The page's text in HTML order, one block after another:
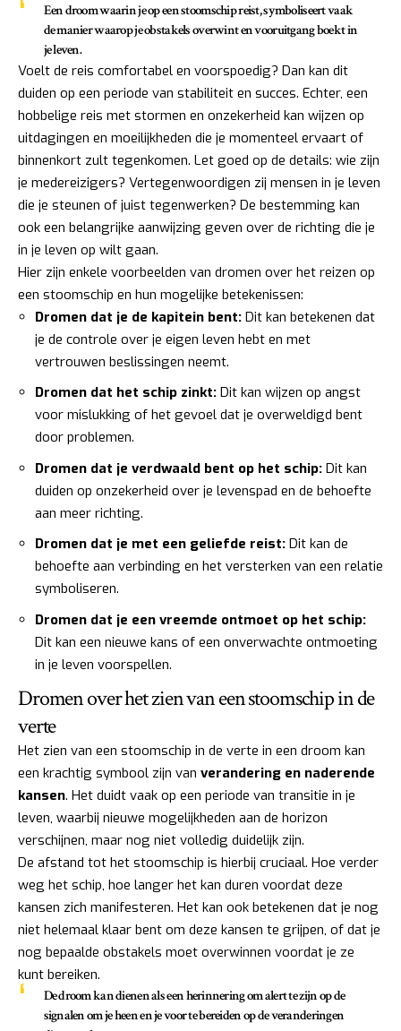
Een droom waarin je op een stoomschip reist, symboliseert vaak
de manier waarop je obstakels overwint en vooruitgang boekt in
je leven.
Voelt de reis comfortabel en voorspoedig? Dan kan dit
duiden op een periode van stabiliteit en succes. Echter, een
hobbelige reis met stormen en onzekerheid kan wijzen op
uitdagingen en moeilijkheden die je momenteel ervaart of
binnenkort zult tegenkomen. Let goed op de details: wie zijn
je medereizigers? Vertegenwoordigen zij mensen in je leven
die je steunen of juist tegenwerken? De bestemming kan
ook een belangrijke aanwijzing geven over de richting die je
in je leven op wilt gaan.
Hier zijn enkele voorbeelden van dromen over het reizen op
een stoomschip en hun mogelijke betekenissen:
Dromen dat je de kapitein bent: Dit kan betekenen dat
je de controle over je eigen leven hebt en met
vertrouwen beslissingen neemt.
Dromen dat het schip zinkt: Dit kan wijzen op angst
voor mislukking of het gevoel dat je overweldigd bent
door problemen.
Dromen dat je verdwaald bent op het schip: Dit kan
duiden op onzekerheid over je levenspad en de behoefte
aan meer richting.
Dromen dat je met een geliefde reist: Dit kan de
behoefte aan verbinding en het versterken van een relatie
symboliseren.
Dromen dat je een vreemde ontmoet op het schip:
Dit kan een nieuwe kans of een onverwachte ontmoeting
in je leven voorspellen.
Dromen over het zien van een stoomschip in de
verte
Het zien van een stoomschip in de verte in een droom kan
een krachtig symbool zijn van verandering en naderende
kansen. Het duidt vaak op een periode van transitie in je
leven, waarbij nieuwe mogelijkheden aan de horizon
verschijnen, maar nog niet volledig duidelijk zijn.
De afstand tot het stoomschip is hierbij cruciaal. Hoe verder
weg het schip, hoe langer het kan duren voordat deze
kansen zich manifesteren. Het kan ook betekenen dat je nog
niet helemaal klaar bent om deze kansen te grijpen, of dat je
nog bepaalde obstakels moet overwinnen voordat je ze
kunt bereiken.
De droom kan dienen als eenherinnering om alert te zijn op de
signalen om je heenen je voor te bereiden op de veranderingen